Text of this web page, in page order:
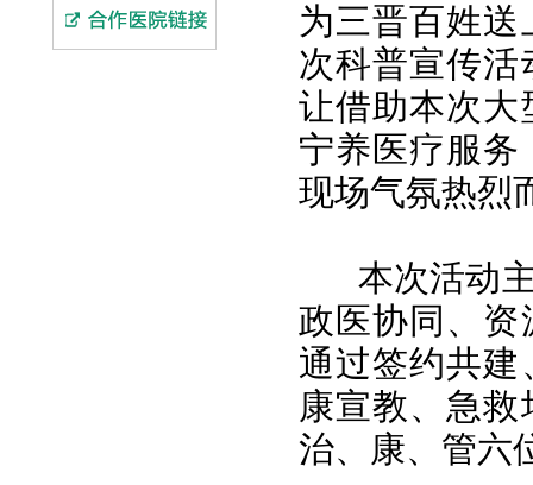
为三晋百姓
次科普宣传
让借助本次大
宁养医疗服
现场气氛热烈
本次活动
政医协同、资
通过签约共
康宣教、急
治、康、管六